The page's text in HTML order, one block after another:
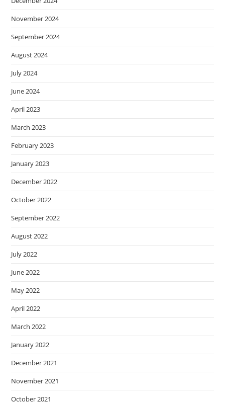
November 2024
September 2024
August 2024
July 2024
June 2024
April 2023
March 2023
February 2023
January 2023
December 2022
October 2022
September 2022
August 2022
July 2022
June 2022
May 2022
April 2022
March 2022
January 2022
December 2021
November 2021
October 2021